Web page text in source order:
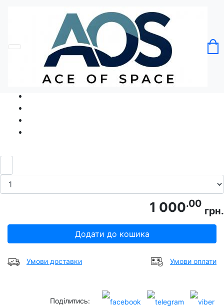
Без категорії
Футболка Серце-Вітрильник
Код товару: Ace5306
1 000.00
грн.
Додати до кошика
Умови доставки Умови оплати
Поділитись: